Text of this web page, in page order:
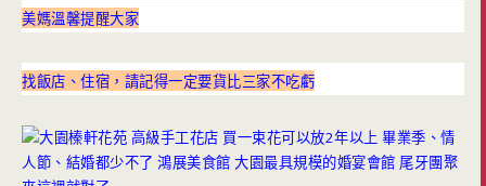
美媽溫馨提醒大家
找飯店、住宿，請記得一定要貨比三家不吃虧